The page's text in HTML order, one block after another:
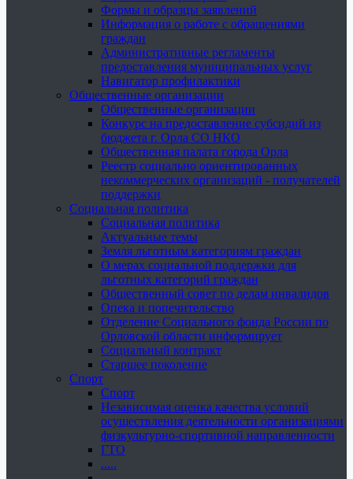
Формы и образцы заявлений
Информация о работе с обращениями
граждан
Административные регламенты
предоставления муниципальных услуг
Навигатор профилактики
Общественные организации
Общественные организации
Конкурс на предоставление субсидий из
бюджета г. Орла СО НКО
Общественная палата города Орла
Реестр социально ориентированных
некоммерческих организаций - получателей
поддержки
Социальная политика
Социальная политика
Актуальные темы
Земля льготным категориям граждан
О мерах социальной поддержки для
льготных категорий граждан
Общественный совет по делам инвалидов
Опека и попечительство
Отделение Социального фонда России по
Орловской области информирует
Социальный контракт
Старшее поколение
Спорт
Спорт
Независимая оценка качества условий
осуществления деятельности организациями
физкультурно-спортивной направленности
ГТО
.....